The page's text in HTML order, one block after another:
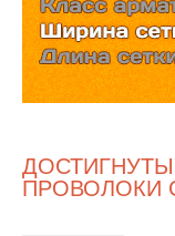
ПРОВОЛОКИ